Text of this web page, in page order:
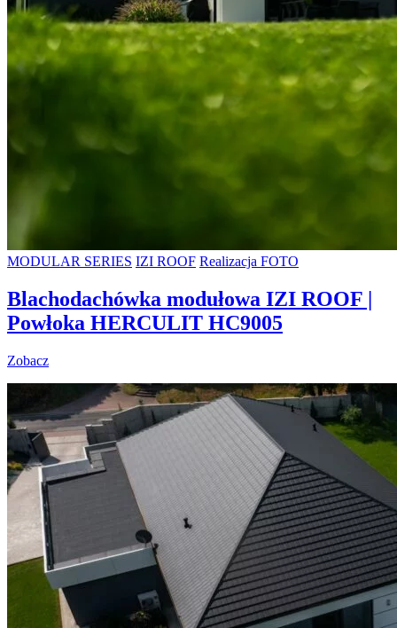
MODULAR SERIES IZI ROOF Realizacja FOTO
Blachodachówka modułowa IZI ROOF |
Powłoka HERCULIT HC9005
Zobacz